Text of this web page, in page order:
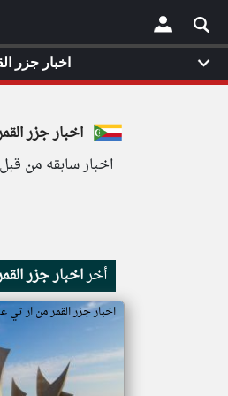
×
اخبار جزر
اخبار سابقه من قبل
أخراخبار جزر
اخبار جزر القمر من ار تي
اخبار جزر